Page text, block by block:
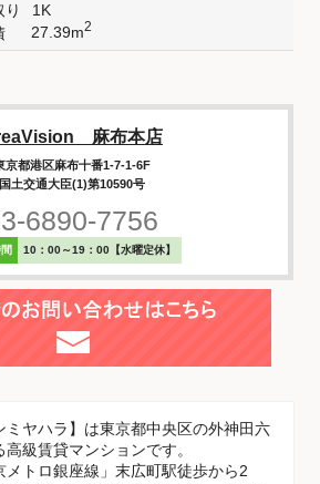
り
1K
27.39m2
麻布本店
京都港区麻布十番1-7-1-6F
国土交通大臣(1)第10590号
6890-7756
10：00～19：00【水曜定休】
ミヤハラ】は東京都中央区の外神田六
級賃貸マンションです。
メトロ銀座線」末広町駅徒歩から2